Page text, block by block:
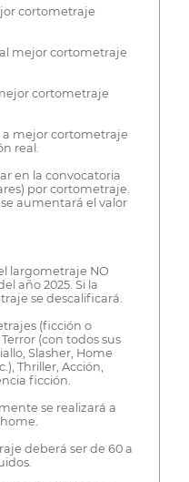
cortometraje
mejor cortometraje
cortometraje
a mejor cortometraje
real.
en la convocatoria
por cortometraje.
aumentará el valor
largometraje NO
año 2025. Si la
se descalificará.
(ficción o
(con todos sus
Slasher, Home
Thriller, Acción,
ficción.
se realizará a
deberá ser de 60 a